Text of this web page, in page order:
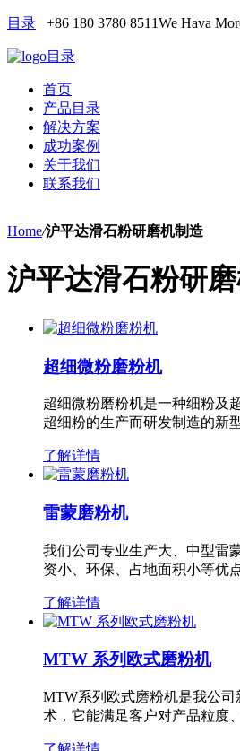
目录 +86 180 3780 8511We Hava
目录
首页
产品目录
解决方案
成功案例
关于我们
联系我们
Home/沪平达滑石粉研磨机制造
沪平达滑石粉研
超细微粉磨粉机
超细微粉磨粉机是一种细粉及
超细粉的生产而研发制造的新
了解详情
雷蒙磨粉机
我们公司专业生产大、中型雷
资小、环保、占地面积小等优
了解详情
MTW 系列欧式磨粉机
MTW系列欧式磨粉机是我公
术，它能满足客户对产品粒度